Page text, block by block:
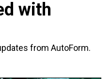
with
from AutoForm.